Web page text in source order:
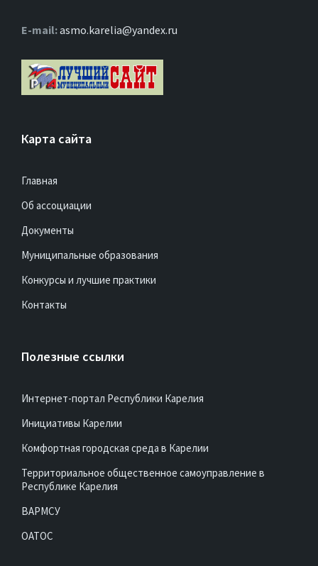
Е-mail:asmo.karelia@yandex.ru
Карта сайта
Главная
Об ассоциации
Документы
Муниципальные образования
Конкурсы и лучшие практики
Контакты
Полезные ссылки
Интернет-портал Республики Карелия
Инициативы Карелии
Комфортная городская среда в Карелии
Территориальное общественное самоуправление в
Республике Карелия
ВАРМСУ
ОАТОС